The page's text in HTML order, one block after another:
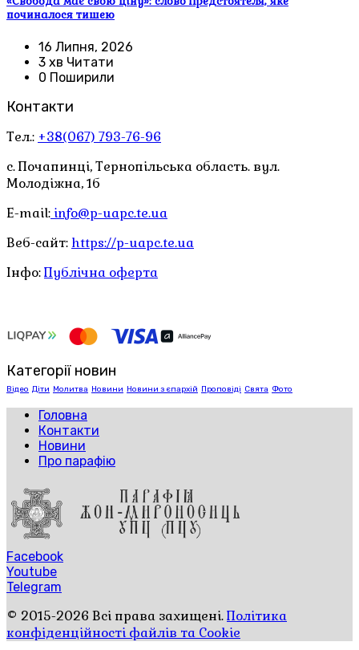
починалося тишею
16 Липня, 2026
3 хв Читати
0 Поширили
Контакти
Тел.: +38(067) 793-76-96
с. Почапинці, Тернопільська область. вул.
Молодіжна, 1б
E-mail: info@p-uapc.te.ua
Веб-сайт: https://p-uapc.te.ua
Інфо:Публічна оферта
Категорії новин
Відео Діти Молитва Новини Новини з єпархій Проповіді Свята Фото
Головна
Контакти
Новини
Про парафію
Facebook
Youtube
Telegram
© 2015-2026 Всі права захищені.Політика
конфіденційності файлів та Cookie